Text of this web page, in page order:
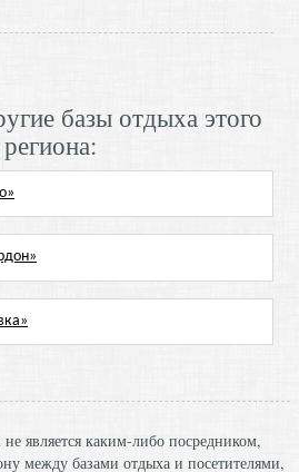
базы отдыха этого
региона:
является каким-либо посредником,
между базами отдыха и посетителями,